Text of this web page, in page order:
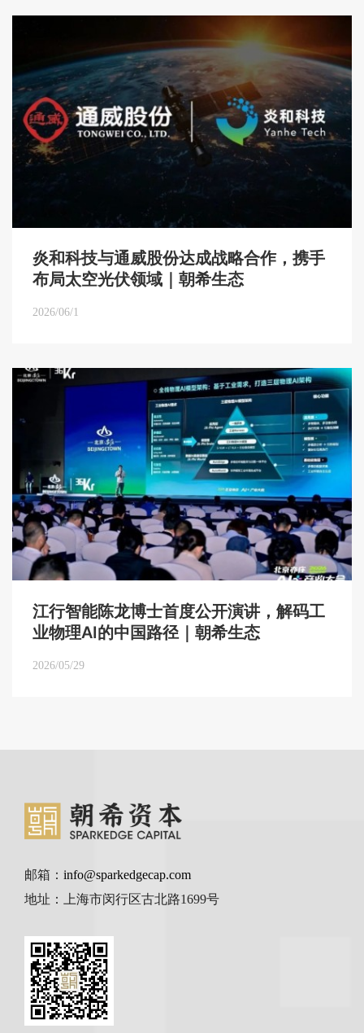
炎和科技与通威股份达成战略合作，携手
布局太空光伏领域｜朝希生态
2026/06/1
江行智能陈龙博士首度公开演讲，解码工
业物理AI的中国路径｜朝希生态
2026/05/29
邮箱： info@sparkedgecap.com
地址：上海市闵行区古北路1699号